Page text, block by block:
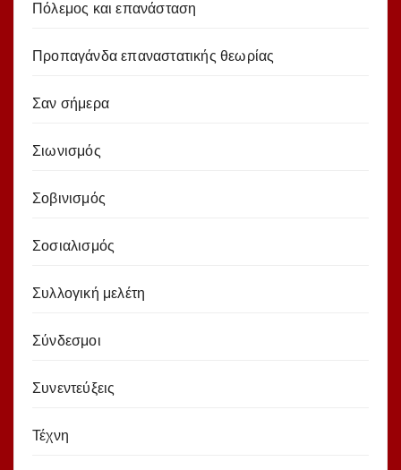
Πόλεμος και επανάσταση
Προπαγάνδα επαναστατικής θεωρίας
Σαν σήμερα
Σιωνισμός
Σοβινισμός
Σοσιαλισμός
Συλλογική μελέτη
Σύνδεσμοι
Συνεντεύξεις
Τέχνη